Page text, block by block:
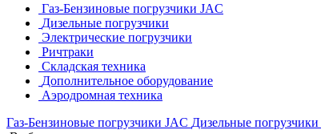
Газ-Бензиновые погрузчики JAC
Дизельные погрузчики
Электрические погрузчики
Ричтраки
Складская техника
Дополнительное оборудование
Аэродромная техника
Газ-Бензиновые погрузчики JAC Дизельные погрузчики